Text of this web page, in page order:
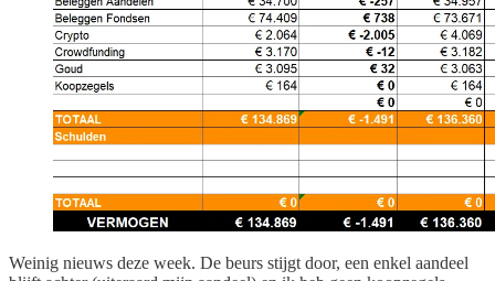
Weinig nieuws deze week. De beurs stijgt door, een enkel aandeel